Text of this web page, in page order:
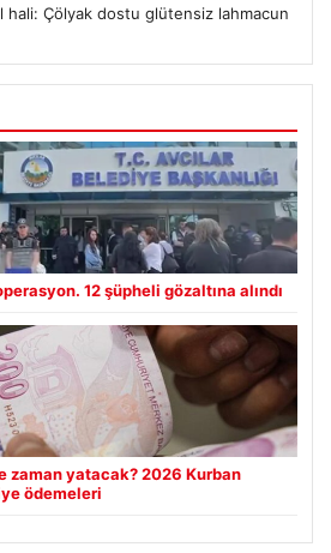
hali: Çölyak dostu glütensiz lahmacun
12 şüpheli gözaltına alındı
zaman yatacak? 2026 Kurban
ödemeleri